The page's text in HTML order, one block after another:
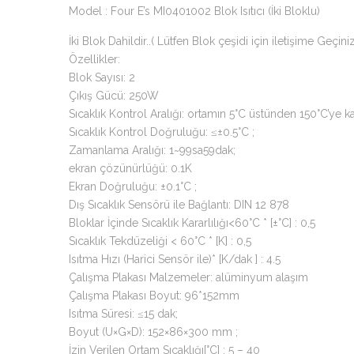
Model : Four E’s MI0401002 Blok Isıtıcı (İki Bloklu)
İki Blok Dahildir..( Lütfen Blok çeşidi için iletişime
Özellikler:
Blok Sayısı: 2
Çıkış Gücü: 250W
Sıcaklık Kontrol Aralığı: ortamın 5°C üstünden 150°C’ye
Sıcaklık Kontrol Doğruluğu: ≤±0.5°C ;
Zamanlama Aralığı: 1~99sa59dak;
ekran çözünürlüğü: 0.1K
Ekran Doğruluğu: ±0.1°C ;
Dış Sıcaklık Sensörü ile Bağlantı: DIN 12 878
Bloklar İçinde Sıcaklık Kararlılığı<60°C * [±°C] : 0,5
Sıcaklık Tekdüzeliği < 60°C * [K] : 0,5
Isıtma Hızı (Harici Sensör ile)* [K/dak ] : 4.5
Çalışma Plakası Malzemeler: alüminyum alaşım
Çalışma Plakası Boyut: 96*152mm
Isıtma Süresi: ≤15 dak;
Boyut (U×G×D): 152×86×300 mm ;
İzin Verilen Ortam Sıcaklığı[°C] : 5 – 40